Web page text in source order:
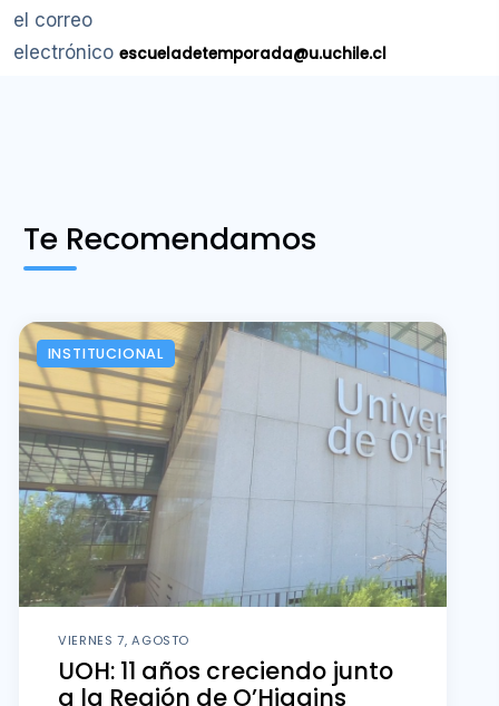
el correo
electrónico escueladetemporada@u.uchile.cl
Te Recomendamos
INSTITUCIONAL
VIERNES 7, AGOSTO
UOH: 11 años creciendo junto
a la Región de O’Higgins